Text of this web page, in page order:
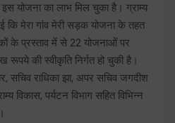
इस योजना का लाभ मिल चुका है। ग्राम्य
गई कि मेरा गांव मेरी सड़क योजना के तहत
के प्रस्ताव में से 22 योजनाओं पर
की स्वीकृति निर्गत हो चुकी है।
सचिव राधिका झा, अपर सचिव जगदीश
विकास, पर्यटन विभाग सहित विभिन्न